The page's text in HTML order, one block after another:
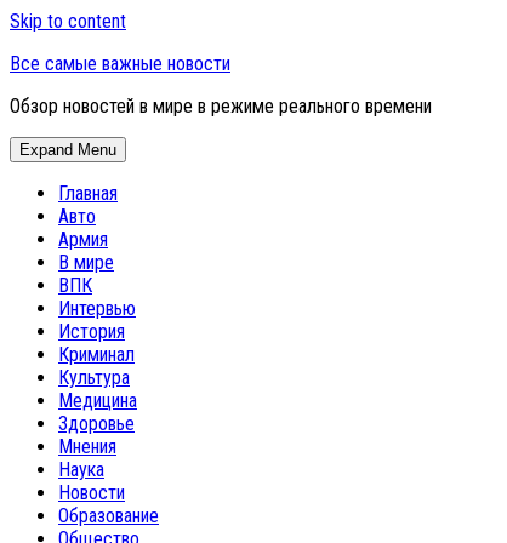
Skip to content
Все самые важные новости
Обзор новостей в мире в режиме реального времени
Expand Menu
Главная
Авто
Армия
В мире
ВПК
Интервью
История
Криминал
Культура
Медицина
Здоровье
Мнения
Наука
Новости
Образование